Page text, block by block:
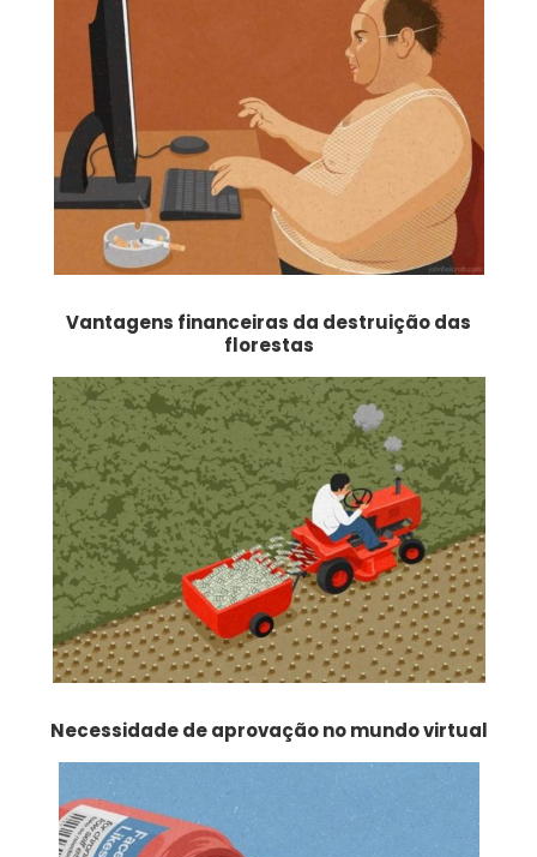
Vantagens financeiras da destruição das
florestas
Necessidade de aprovação no mundo virtual